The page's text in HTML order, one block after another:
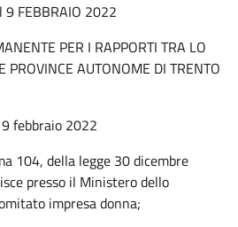
9 FEBBRAIO 2022
PER I RAPPORTI TRA LO
PROVINCE AUTONOME DI TRENTO
febbraio 2022
104, della legge 30 dicembre
presso il Ministero dello
impresa donna;